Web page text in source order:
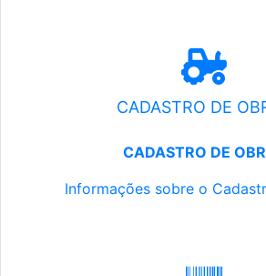
CADASTRO DE
CADASTRO DE
Informações sobre o